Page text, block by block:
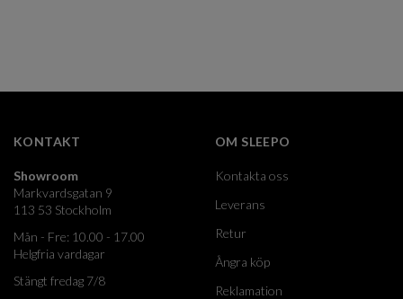
KONTAKT
Showroom
Markvardsgatan 9
113 53 Stockholm
Mån - Fre: 10.00 - 17.00
Helgfria vardagar
Stängt fredag 7/8
OM SLEEPO
Kontakta oss
Leverans
Retur
Ångra köp
Reklamation